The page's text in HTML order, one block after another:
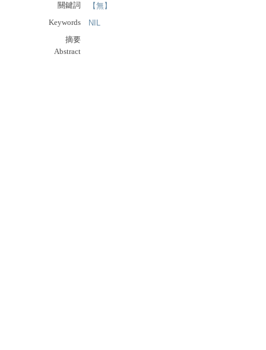
關鍵詞
【無】
Keywords
NIL
摘要
Abstract